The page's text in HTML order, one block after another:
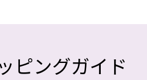
ピングガイド